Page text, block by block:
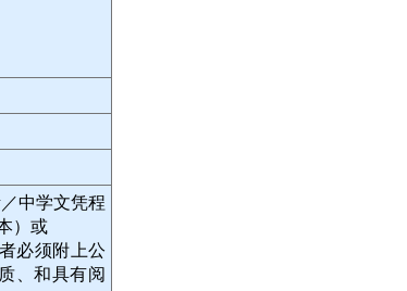
中学文凭程
）或
必须附上公
、和具有阅